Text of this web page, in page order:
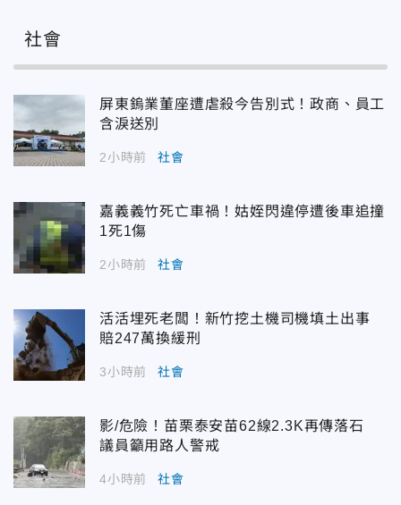
社會
屏東鎢業董座遭虐殺今告別式！政商、員工
含淚送別
2小時前 社會
嘉義義竹死亡車禍！姑姪閃違停遭後車追撞
1死1傷
2小時前 社會
活活埋死老闆！新竹挖土機司機填土出事
賠247萬換緩刑
3小時前 社會
影/危險！苗栗泰安苗62線2.3K再傳落石
議員籲用路人警戒
4小時前 社會